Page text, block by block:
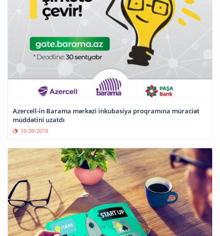
Azercell-in Barama mərkəzi inkubasiya proqramına müraciət
müddətini uzatdı
10-09-2018